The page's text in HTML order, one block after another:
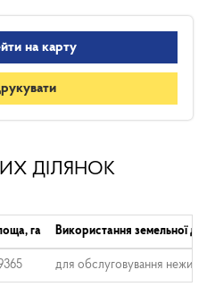
на карту
ДІЛЯНОК
га Використання земельної
для обслуговування